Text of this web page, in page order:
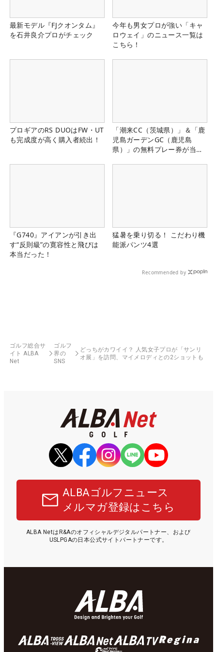
最新モデル『FJクオンタム』
を石井良介プロがチェック
今年も男女プロが強い「キャ
ロウェイ」のニュース一覧は
こちら！
プロギアのRS DUOはFW・UT
も完成度が高く購入者続出！
「潮来CC（茨城県）」＆「鹿
児島ガーデンGC（鹿児島
県）」の無料プレー券が当た
『G740』アイアンが引き出
す“反則級”の寛容性と飛びは
本当だった！
猛暑を乗り切る！ こだわり機
能派パンツ4選
Recommended by
ゴルフ総合サ
イト ALBA
Net
ゴルフ
界の
SNS
どっちがカワイイ？ 人気女子プロが「サンリ
オ展」を訪問、マイメロディとの2ショットも
ALBAゴルフニュース
メルマガ登録はこちら
ALBA NetはR&Aのオフィシャルデジタルパートナー、および
USLPGAの日本公式サイトパートナーです。